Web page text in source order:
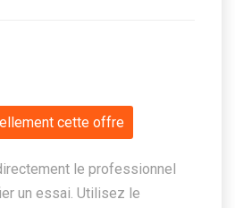
cette offre
le professionnel
un essai. Utilisez le